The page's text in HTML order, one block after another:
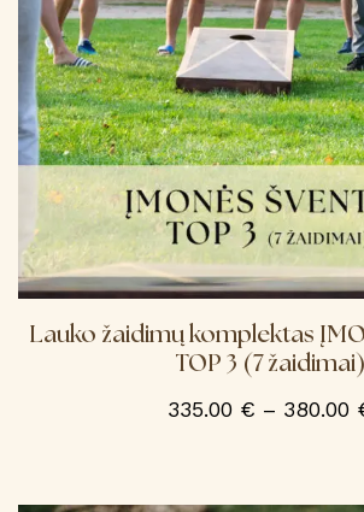
chosen
on
the
product
page
Lauko žaidimų komplektas
TOP 3 (7 žaidimai)
335.00 € – 380.00